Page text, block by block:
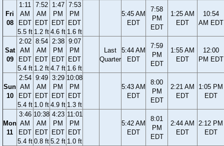
Fri
08
1:11
AM
EDT
5.5 ft
7:52
AM
EDT
1.2 ft
1:47
PM
EDT
4.6 ft
7:53
PM
EDT
1.6 ft
5:45 AM
EDT
7:58
PM
EDT
1:25 AM
EDT
10:54
AM EDT
Sat
09
2:02
AM
EDT
5.4 ft
8:54
AM
EDT
1.2 ft
2:38
PM
EDT
4.7 ft
9:07
PM
EDT
1.6 ft
Last
Quarter
5:44 AM
EDT
7:59
PM
EDT
1:55 AM
EDT
12:00
PM EDT
Sun
10
2:54
AM
EDT
5.4 ft
9:49
AM
EDT
1.0 ft
3:29
PM
EDT
4.9 ft
10:08
PM
EDT
1.3 ft
5:43 AM
EDT
8:00
PM
EDT
2:21 AM
EDT
1:05 PM
EDT
Mon
11
3:46
AM
EDT
5.4 ft
10:38
AM
EDT
0.8 ft
4:23
PM
EDT
5.2 ft
11:01
PM
EDT
1.0 ft
5:42 AM
EDT
8:01
PM
EDT
2:44 AM
EDT
2:12 PM
EDT